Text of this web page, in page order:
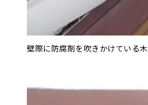
壁際に防腐剤を吹きかけている